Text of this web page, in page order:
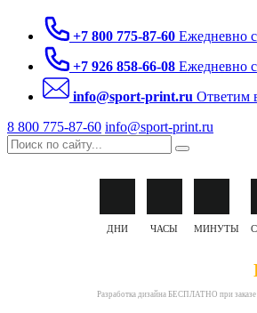
+7 800 775-87-60 Ежедневно
+7 926 858-66-08 Ежедневно
info@sport-print.ru Ответим
8 800 775-87-60 info@sport-print.ru
ДНИ ЧАСЫ МИНУТЫ
Разработка дизайна БЕСПЛАТНО при заказе